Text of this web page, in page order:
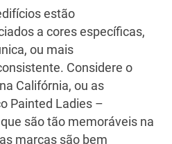
estão
a cores específicas,
ou mais
Considere o
Califórnia, ou as
Painted Ladies –
são tão memoráveis na
marcas são bem